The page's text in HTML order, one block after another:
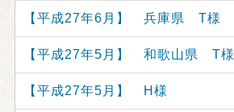
【平成27年6月】 兵庫県 T様
【平成27年5月】 和歌山県 T様
【平成27年5月】 H様